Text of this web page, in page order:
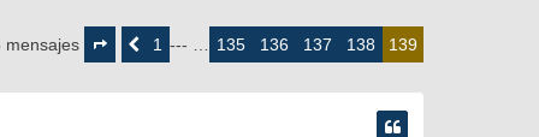
mensajes
deAnterior1 --- … 135 136 137 138 139